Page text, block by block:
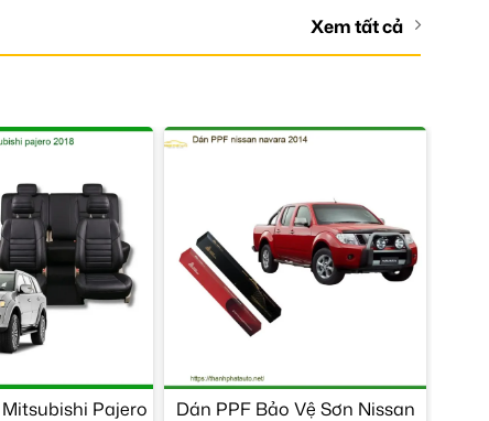
Xem tất cả
Pajero
Dán PPF Bảo Vệ Sơn Nissan